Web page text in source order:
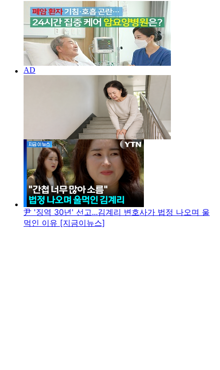
尹 '징역 30년' 선고...김계리 변호사가 법정 나오며 울
먹인 이유 [지금이뉴스]